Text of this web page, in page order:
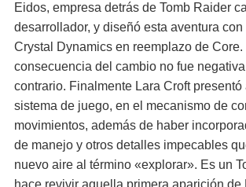
Eidos, empresa detrás de Tomb Raider
desarrollador, y diseñó esta aventura
Crystal Dynamics en reemplazo de Core.
consecuencia del cambio no fue
contrario. Finalmente Lara Croft presentó
sistema de juego, en el mecanismo de
movimientos, además de haber
de manejo y otros detalles impecables
nuevo aire al término «explorar». Es un
hace revivir aquella primera aparición de